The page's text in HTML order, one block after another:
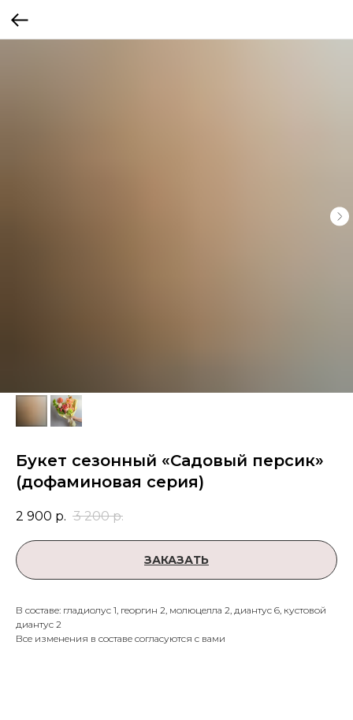
Букет сезонный «Садовый персик»
(дофаминовая серия)
2 900 р. 3 200 р.
ЗАКАЗАТЬ
В составе: гладиолус 1, георгин 2, молюцелла 2, диантус 6, кустовой
диантус 2
Все изменения в составе согласуются с вами